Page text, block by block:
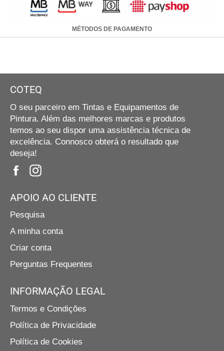
MÉTODOS DE PAGAMENTO
COTEQ
O seu parceiro em Tintas e Equipamentos de
Pintura. Além das melhores marcas e produtos
temos ao seu dispor uma assistência técnica de
excelência. Connosco obterá o resultado que
deseja!
Facebook
APOIO AO CLIENTE
Pesquisa
A minha conta
Criar conta
Perguntas Frequentes
INFORMAÇÃO LEGAL
Termos e Condições
Política de Privacidade
Política de Cookies